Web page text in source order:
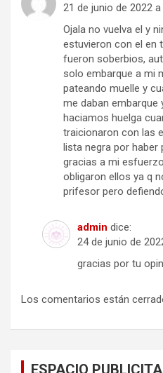
21 de junio de 2022
Ojala no vuelva el y
estuvieron con el en
fueron soberbios,
solo embarque a mi
pateando muelle y
me daban embarque
haciamos huelga
traicionaron con las
lista negra por haber
gracias a mi
obligaron ellos ya q
prifesor pero
admin dice:
24 de junio de
gracias por tu
Los comentarios están
ESPACIO